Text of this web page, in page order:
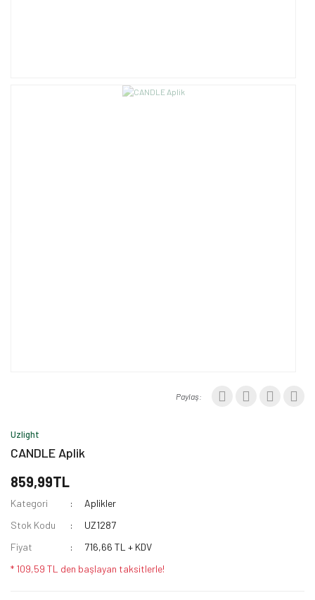
Paylaş:
Uzlight
CANDLE Aplik
859,99TL
Kategori
Aplikler
Stok Kodu
UZ1287
Fiyat
716,66 TL + KDV
* 109,59 TL den başlayan taksitlerle!